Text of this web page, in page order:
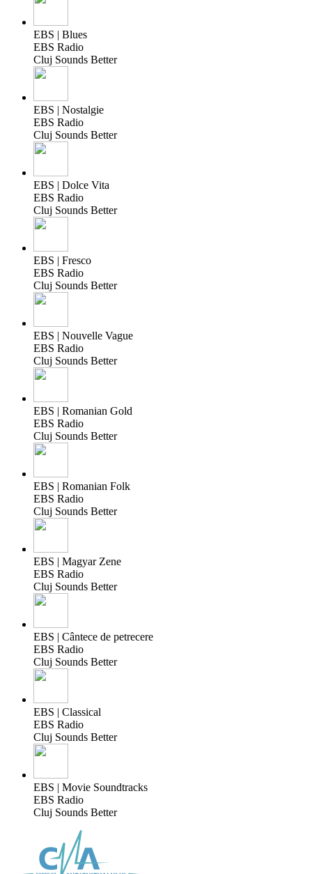
EBS | Blues
EBS Radio
Cluj Sounds Better
EBS | Nostalgie
EBS Radio
Cluj Sounds Better
EBS | Dolce Vita
EBS Radio
Cluj Sounds Better
EBS | Fresco
EBS Radio
Cluj Sounds Better
EBS | Nouvelle Vague
EBS Radio
Cluj Sounds Better
EBS | Romanian Gold
EBS Radio
Cluj Sounds Better
EBS | Romanian Folk
EBS Radio
Cluj Sounds Better
EBS | Magyar Zene
EBS Radio
Cluj Sounds Better
EBS | Cântece de petrecere
EBS Radio
Cluj Sounds Better
EBS | Classical
EBS Radio
Cluj Sounds Better
EBS | Movie Soundtracks
EBS Radio
Cluj Sounds Better